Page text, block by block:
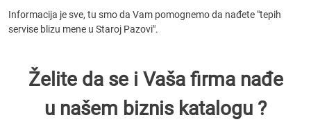
Informacija je sve, tu smo da Vam pomognemo da nađete "tepih
servise blizu mene u Staroj Pazovi".
Želite da se i Vaša firma nađe
u našem biznis katalogu ?